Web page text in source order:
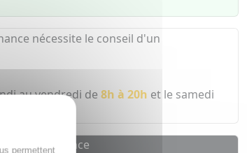
nécessite le conseil d'un
au vendredi de 8h à 20h et le samedi
permettent